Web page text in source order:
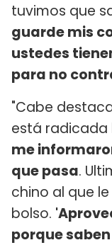
tuvimos que
guarde mis
ustedes
para no
"Cabe
está radicada
me
que pasa.
chino al que
bolso.
porque